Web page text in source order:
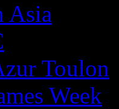
Asia
Toulon
Week